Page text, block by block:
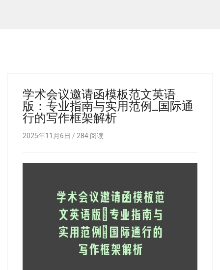
学术会议邀请函模板范文英语
版：专业指南与实用范例_国际通
行的写作框架解析
2025年11月6日 / 284 阅读